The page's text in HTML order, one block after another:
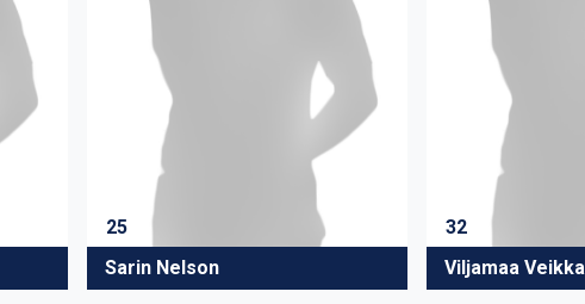
25
Sarin Nelson
32
Viljamaa Veikka